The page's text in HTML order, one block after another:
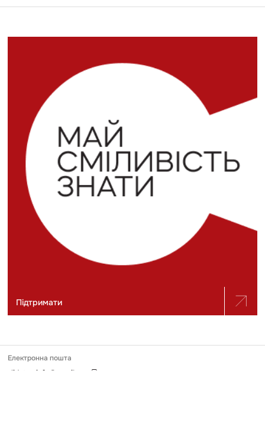
Підтримати
Електронна пошта
slidstvo.info@gmail.com